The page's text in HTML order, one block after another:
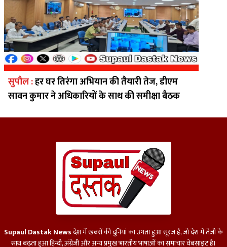
सुपौल :हर घर तिरंगा अभियान की तैयारी तेज, डीएम
सावन कुमार ने अधिकारियों के साथ की समीक्षा बैठक
Supaul Dastak Newsदेश में खबरों की दुनियां का उगता हुआ सूरज हैं, जो देश में तेज़ी के
साथ बढ़ता हुआ हिन्दी, अंग्रेजी और अन्य प्रमुख भारतीय भाषाओं का समाचार वेबसाइट हैं।